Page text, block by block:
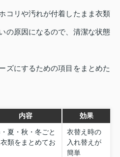
コリや汚れが付着したまま衣類
の原因になるので、清潔な状態
ズにするための項目をまとめた
内容 効果
夏・秋・冬ごと
類をまとめてお
衣替え時の
入れ替えが
簡単